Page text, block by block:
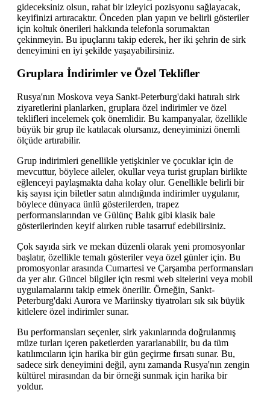
gideceksiniz olsun, rahat bir izleyici pozisyonu sağlayacak,
keyifinizi artıracaktır. Önceden plan yapın ve belirli gösteriler
için koltuk önerileri hakkında telefonla sorumaktan
çekinmeyin. Bu ipuçlarını takip ederek, her iki şehrin de sirk
deneyimini en iyi şekilde yaşayabilirsiniz.
Gruplara İndirimler ve Özel Teklifler
Rusya'nın Moskova veya Sankt-Peterburg'daki hatıralı sirk
ziyaretlerini planlarken, gruplara özel indirimler ve özel
teklifleri incelemek çok önemlidir. Bu kampanyalar, özellikle
büyük bir grup ile katılacak olursanız, deneyiminizi önemli
ölçüde artırabilir.
Grup indirimleri genellikle yetişkinler ve çocuklar için de
mevcuttur, böylece aileler, okullar veya turist grupları birlikte
eğlenceyi paylaşmakta daha kolay olur. Genellikle belirli bir
kiş sayısı için biletler satın alındığında indirimler uygulanır,
böylece dünyaca ünlü gösterilerden, trapez
performanslarından ve Gülünç Balık gibi klasik bale
gösterilerinden keyif alırken ruble tasarruf edebilirsiniz.
Çok sayıda sirk ve mekan düzenli olarak yeni promosyonlar
başlatır, özellikle temalı gösteriler veya özel günler için. Bu
promosyonlar arasında Cumartesi ve Çarşamba performansları
da yer alır. Güncel bilgiler için resmi web sitelerini veya mobil
uygulamalarını takip etmek önerilir. Örneğin, Sankt-
Peterburg'daki Aurora ve Mariinsky tiyatroları sık sık büyük
kitlelere özel indirimler sunar.
Bu performansları seçenler, sirk yakınlarında doğrulanmış
müze turları içeren paketlerden yararlanabilir, bu da tüm
katılımcıların için harika bir gün geçirme fırsatı sunar. Bu,
sadece sirk deneyimini değil, aynı zamanda Rusya'nın zengin
kültürel mirasından da bir örneği sunmak için harika bir
yoldur.